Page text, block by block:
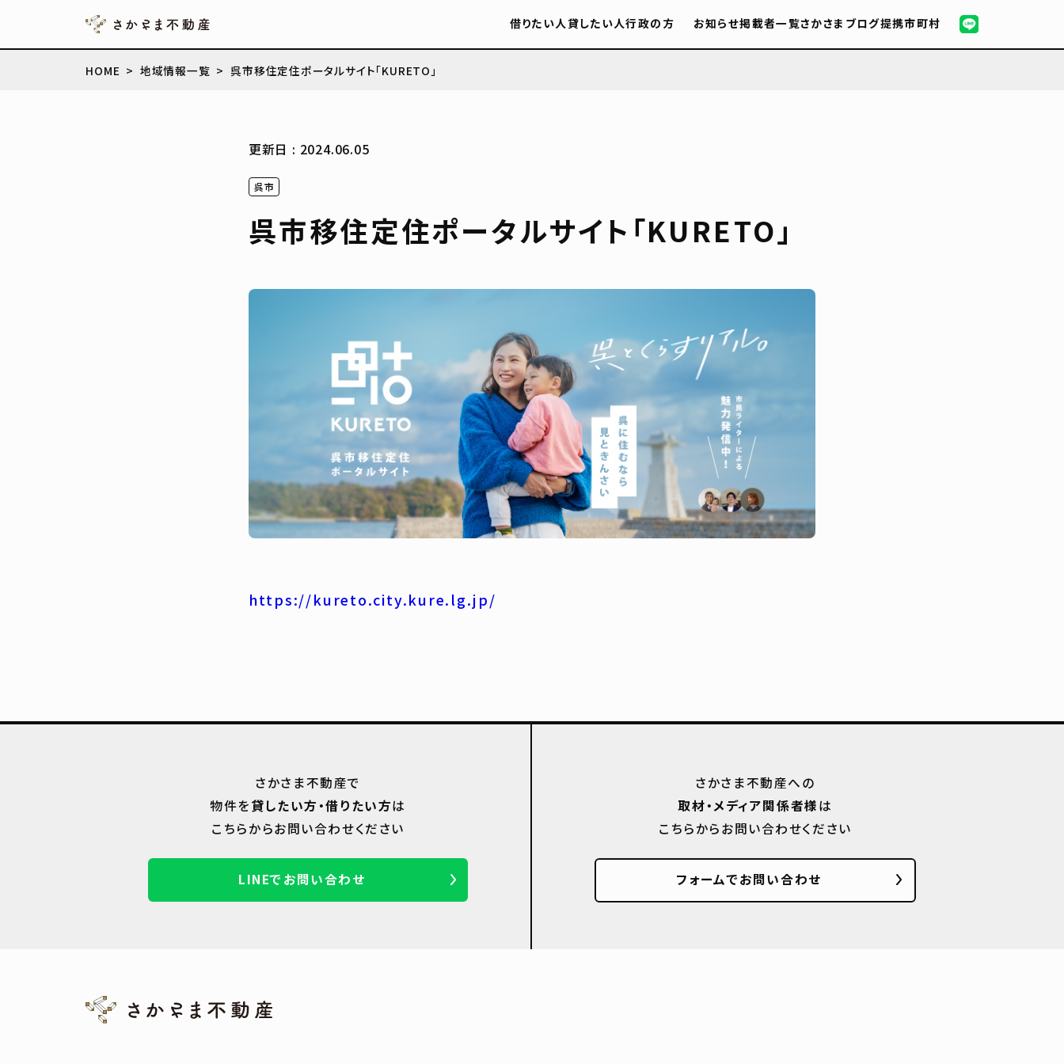
借りたい人貸したい人行政の方 お知らせ掲載者一覧さかさまブログ提携市町村
HOME 地域情報一覧 呉市移住定住ポータルサイト「KURETO」
更新日 : 2024.06.05
呉市
呉市移住定住ポータルサイト「KURETO」
https://kureto.city.kure.lg.jp/
さかさま不動産で
物件を貸したい方・借りたい方は
こちらからお問い合わせください
LINEでお問い合わせ
さかさま不動産への
取材・メディア関係者様は
こちらからお問い合わせください
フォームでお問い合わせ